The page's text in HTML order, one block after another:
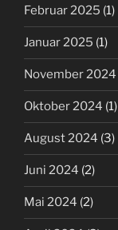
Februar 2025 (1)
Januar 2025 (1)
November 2024
Oktober 2024 (1)
August 2024 (3)
Juni 2024 (2)
Mai 2024 (2)